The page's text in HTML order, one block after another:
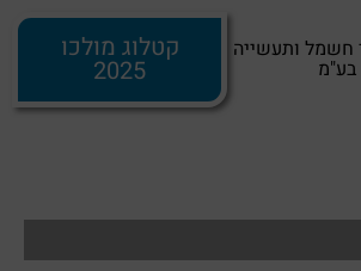
חשמל ותעשייה
בע"מ
קטלוג מולכו
2025